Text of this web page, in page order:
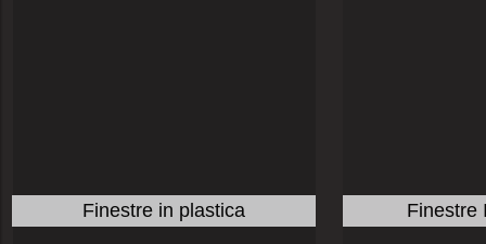
Finestre in plastica Finestre